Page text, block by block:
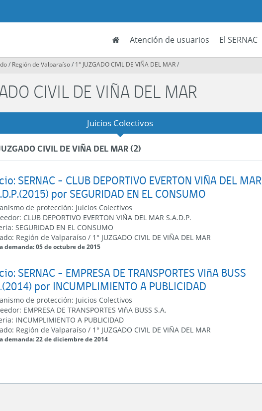
Atención de usuarios El SERNAC
/ Región de Valparaíso/ 1° JUZGADO CIVIL DE VIÑA DEL MAR/
CIVIL DE VIÑA DEL MAR
Juicios Colectivos
CIVIL DE VIÑA DEL MAR (2)
SERNAC - CLUB DEPORTIVO EVERTON VIÑA DEL MAR
por SEGURIDAD EN EL CONSUMO
de protección: Juicios Colectivos
CLUB DEPORTIVO EVERTON VIÑA DEL MAR S.A.D.P.
SEGURIDAD EN EL CONSUMO
Región de Valparaíso / 1° JUZGADO CIVIL DE VIÑA DEL MAR
demanda: 05 de octubre de 2015
SERNAC - EMPRESA DE TRANSPORTES VIñA BUSS
por INCUMPLIMIENTO A PUBLICIDAD
de protección: Juicios Colectivos
EMPRESA DE TRANSPORTES VIñA BUSS S.A.
INCUMPLIMIENTO A PUBLICIDAD
Región de Valparaíso / 1° JUZGADO CIVIL DE VIÑA DEL MAR
demanda: 22 de diciembre de 2014